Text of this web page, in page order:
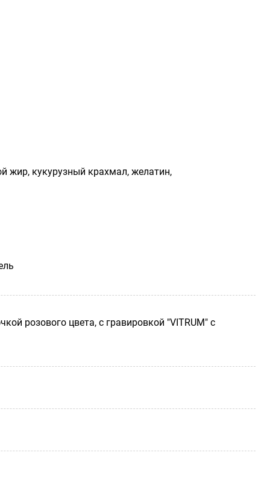
жир, кукурузный крахмал, желатин,
розового цвета, с гравировкой "VITRUM" с